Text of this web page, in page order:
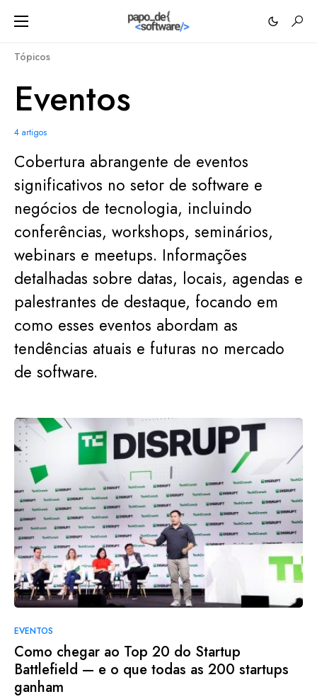
Tópicos
Eventos
4 artigos
Cobertura abrangente de eventos
significativos no setor de software e
negócios de tecnologia, incluindo
conferências, workshops, seminários,
webinars e meetups. Informações
detalhadas sobre datas, locais, agendas e
palestrantes de destaque, focando em
como esses eventos abordam as
tendências atuais e futuras no mercado
de software.
EVENTOS
Como chegar ao Top 20 do Startup
Battlefield — e o que todas as 200 startups
ganham